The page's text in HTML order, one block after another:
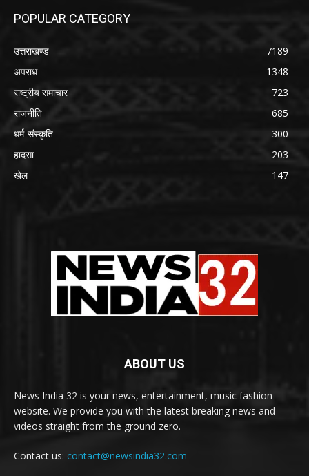
POPULAR CATEGORY
उत्तराखण्ड
7189
अपराध
1348
राष्ट्रीय समाचार
723
राजनीति
685
धर्म-संस्कृति
300
हादसा
203
खेल
147
ABOUT US
News India 32 is your news, entertainment, music fashion
website. We provide you with the latest breaking news and
videos straight from the ground zero.
Contact us: contact@newsindia32.com